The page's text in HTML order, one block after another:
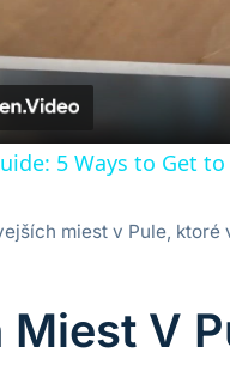
5 Ways to Get
miest v Pule, ktoré
V